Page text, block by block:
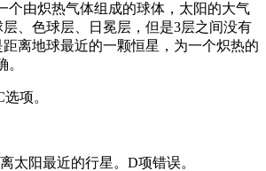
由炽热气体组成的球体，太阳的大气
、色球层、日冕层，但是3层之间没有
离地球最近的一颗恒星，为一个炽热的
项。
阳最近的行星。D项错误。